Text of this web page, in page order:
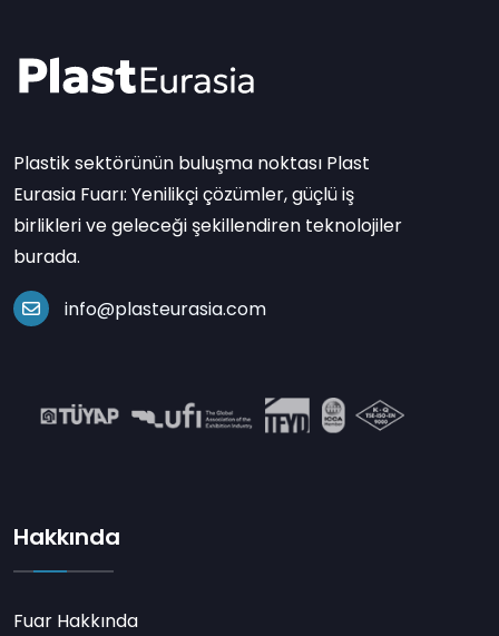
Plastik sektörünün buluşma noktası Plast
Eurasia Fuarı: Yenilikçi çözümler, güçlü iş
birlikleri ve geleceği şekillendiren teknolojiler
burada.
info@plasteurasia.com
Hakkında
Fuar Hakkında